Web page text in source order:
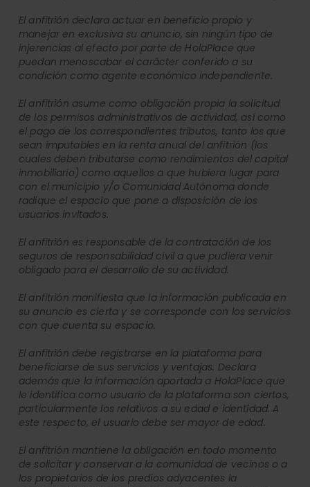
El anfitrión declara actuar en beneficio propio y
manejar en exclusiva su anuncio, sin ningún tipo de
injerencias al efecto por parte de HolaPlace que
puedan menoscabar el carácter conferido a su
condición como agente económico independiente.
El anfitrión asume como obligación propia la solicitud
de los permisos administrativos de actividad, así como
el pago de los correspondientes tributos, tanto los que
sean imputables en la renta anual del anfitrión (los
cuales deben tributarse como rendimientos del capital
inmobiliario) como aquellos a que hubiera lugar para
con el municipio y/o Comunidad Autónoma donde
radique el espacio que pone a disposición de los
usuarios invitados.
El anfitrión es responsable de la contratación de los
seguros de responsabilidad civil a que pudiera venir
obligado para el desarrollo de su actividad.
El anfitrión manifiesta que la información publicada en
su anuncio es cierta y se corresponde con los servicios
con que cuenta su espacio.
El anfitrión debe registrarse en la plataforma para
beneficiarse de sus servicios y ventajas. Declara
además que la información aportada a HolaPlace que
le identifica como usuario de la plataforma son ciertos,
particularmente los relativos a su edad e identidad. A
este respecto, el usuario debe ser mayor de edad.
El anfitrión mantiene la obligación en todo momento
de solicitar y conservar a la comunidad de vecinos o a
los propietarios de los predios adyacentes la